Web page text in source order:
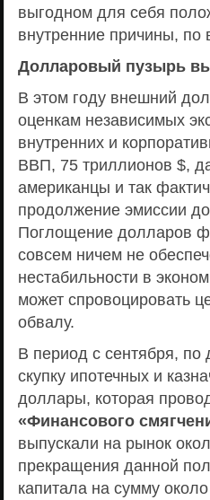
выгодном для себя
внутренние причины, по
Долларовый пузырь
В этом году внешний
оценкам независимых
внутренних и
ВВП, 75 триллионов $,
американцы и так
продолжение эмиссии
Поглощение долларов
совсем ничем не
нестабильности в
может спровоцировать
обвалу.
В период с сентября, по
скупку ипотечных и
доллары, которая
«Финансового
выпускали на рынок
прекращения данной
капитала на сумму